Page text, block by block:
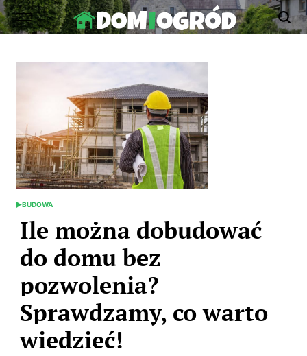
Skip
to
Ogród.edu.pl
POSTED
BUDOWA
Ile można dobudować
do domu bez
pozwolenia?
Sprawdzamy, co warto
wiedzieć!